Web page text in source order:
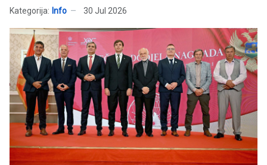
Kategorija: Info 30 Jul 2026